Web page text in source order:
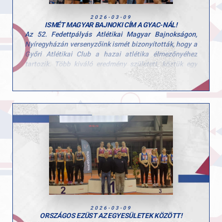
2026-03-09
ISMÉT MAGYAR BAJNOKI CÍM A GYAC-NÁL!
Az 52. Fedettpályás Atlétikai Magyar Bajnokságon,
Nyíregyházán versenyzőink ismét bizonyították, hogy a
Győri Atlétikai Club a hazai atlétika élmezőnyéhez
tartozik. Több kiváló eredmény született, köztük egy
- Böndör Márton, férfi rúdugrás, aranyérem
Marci magabiztos teljesítménnyel, 5,42 méteres
ugrással szerezte meg pályafutása 6. magyar bajnoki
címét. A hazai bajnokság előtt hosszú nemzetközi
fedettpályás szezont teljesített, így különösen értékes
ez a győzelem.
- Zemen Zalán, férfi 60 m gát
Többpróbázónk ismét dobogóra állhatott, szoros
versenyben szerezte meg a bronzérmet. A második és
harmadik hely között mindössze egy tizedmásodperc
Súlylökésben is erős GYAC-szereplés
2026-03-09
ORSZÁGOS EZÜST AZ EGYESÜLETEK KÖZÖTT!